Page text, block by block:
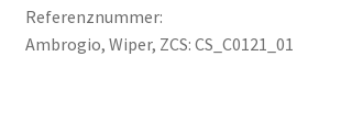
Referenznummer:
Ambrogio, Wiper, ZCS: CS_C0121_01